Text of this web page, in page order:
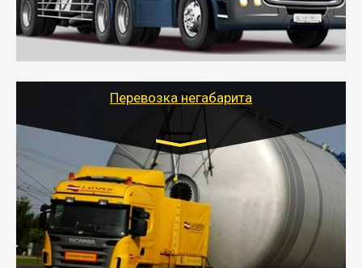
термописцем, санитарной обработкой кузова и мед.
книжкой у водителя.
- Тайгер Логистик поможет быстро перевезти
скоропортящиеся продукты в любой город России с
Перевозка негабарита
Цена за км. Рассчитывается
индивидуально
- Перевозка техники и негабаритных грузов
осуществляется после получения разрешения на
перевозку (обычно 7-14 дней).